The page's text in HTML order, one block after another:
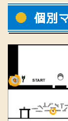
個別